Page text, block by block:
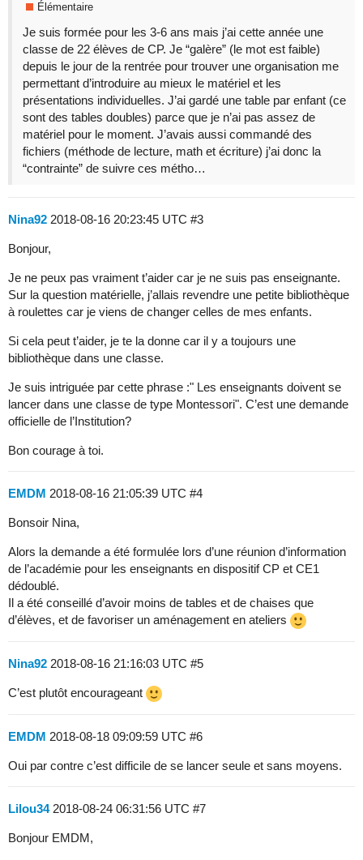
Élémentaire
Je suis formée pour les 3-6 ans mais j’ai cette année une
classe de 22 élèves de CP. Je “galère” (le mot est faible)
depuis le jour de la rentrée pour trouver une organisation me
permettant d’introduire au mieux le matériel et les
présentations individuelles. J’ai gardé une table par enfant (ce
sont des tables doubles) parce que je n’ai pas assez de
matériel pour le moment. J’avais aussi commandé des
fichiers (méthode de lecture, math et écriture) j’ai donc la
“contrainte” de suivre ces métho…
Nina92 2018-08-16 20:23:45 UTC #3
Bonjour,
Je ne peux pas vraiment t’aider car je ne suis pas enseignante.
Sur la question matérielle, j’allais revendre une petite bibliothèque
à roulettes car je viens de changer celles de mes enfants.
Si cela peut t’aider, je te la donne car il y a toujours une
bibliothèque dans une classe.
Je suis intriguée par cette phrase :" Les enseignants doivent se
lancer dans une classe de type Montessori". C’est une demande
officielle de l’Institution?
Bon courage à toi.
EMDM 2018-08-16 21:05:39 UTC #4
Bonsoir Nina,
Alors la demande a été formulée lors d’une réunion d’information
de l’académie pour les enseignants en dispositif CP et CE1
dédoublé.
Il a été conseillé d’avoir moins de tables et de chaises que
d’élèves, et de favoriser un aménagement en ateliers
Nina92 2018-08-16 21:16:03 UTC #5
C’est plutôt encourageant
EMDM 2018-08-18 09:09:59 UTC #6
Oui par contre c’est difficile de se lancer seule et sans moyens.
Lilou34 2018-08-24 06:31:56 UTC #7
Bonjour EMDM,